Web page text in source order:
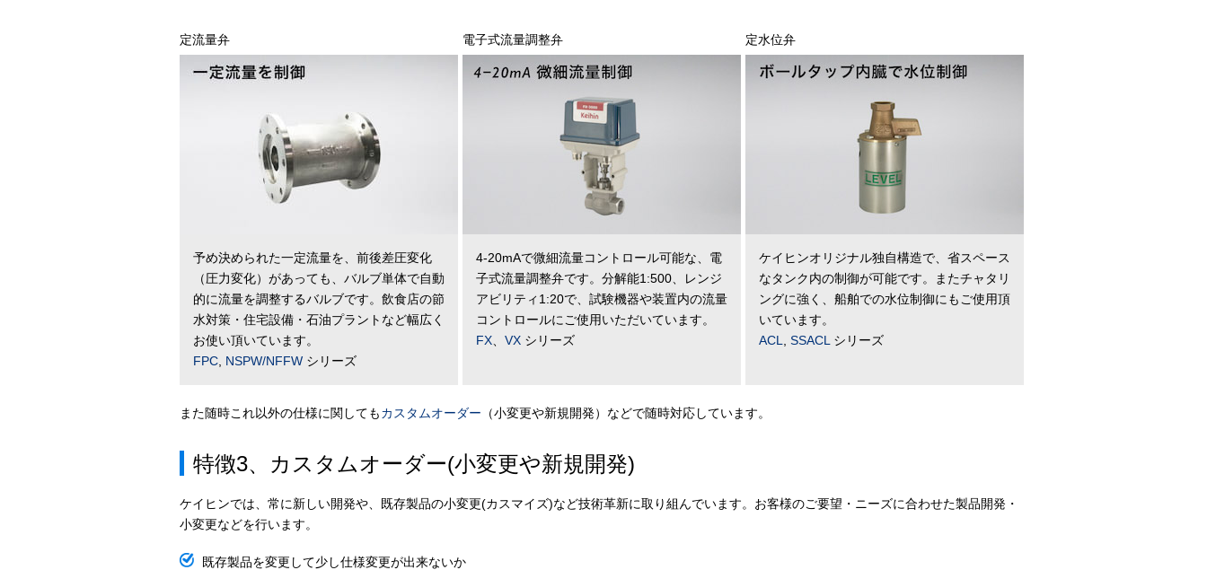
定流量弁
予め決められた一定流量を、前後差圧変化
（圧力変化）があっても、バルブ単体で自動
的に流量を調整するバルブです。飲食店の節
水対策・住宅設備・石油プラントなど幅広く
お使い頂いています。
FPC, NSPW/NFFWシリーズ
電子式流量調整弁
4-20mAで微細流量コントロール可能な、電
子式流量調整弁です。分解能1:500、レンジ
アビリティ1:20で、試験機器や装置内の流量
コントロールにご使用いただいています。
FX、 VXシリーズ
定水位弁
ケイヒンオリジナル独自構造で、省スペース
なタンク内の制御が可能です。またチャタリ
ングに強く、船舶での水位制御にもご使用頂
いています。
ACL
SSACL シリーズ
また随時これ以外の仕様に関してもカスタムオーダー （小変更や新規開発）などで随時対応しています。
特徴3、カスタムオーダー(小変更や新規開発)
ケイヒンでは、常に新しい開発や、既存製品の小変更(カスマイズ)など技術革新に取り組んでいます。お客様のご要望・ニーズに合わせた製品開発・
小変更などを行います。
既存製品を変更して少し仕様変更が出来ないか